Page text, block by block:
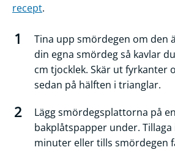
recept.
Tina upp smördegen om den
din egna smördeg så kavlar
cm tjocklek. Skär ut fyrkanter
sedan på hälften i trianglar.
Lägg smördegsplattorna på
bakplåtspapper under. Tillaga
minuter eller tills smördegen